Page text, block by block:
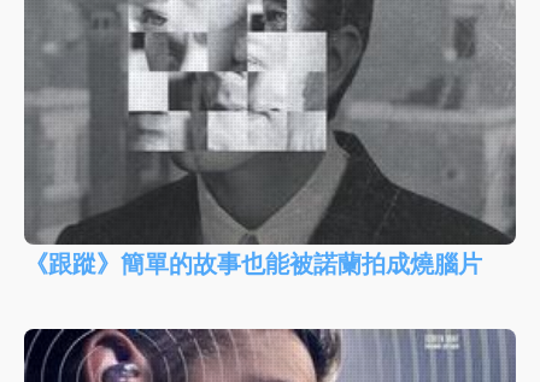
《跟蹤》簡單的故事也能被諾蘭拍成燒腦片